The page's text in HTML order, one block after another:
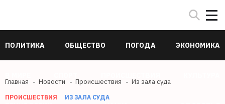
ПОЛИТИКА ОБЩЕСТВО ПОГОДА ЭКОНОМИКА
Главная Новости Происшествия Из зала суда
ПРОИСШЕСТВИЯ ИЗ ЗАЛА СУДА